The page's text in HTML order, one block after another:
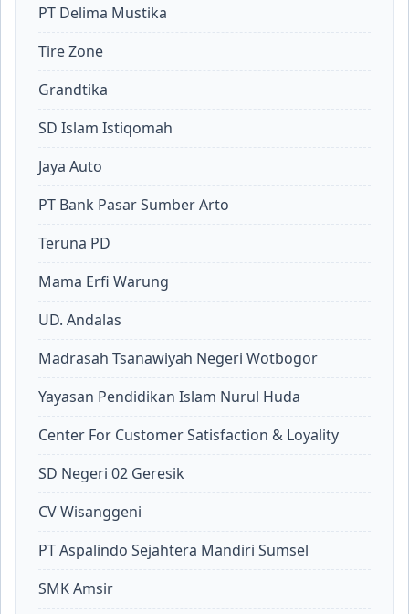
PT Delima Mustika
Tire Zone
Grandtika
SD Islam Istiqomah
Jaya Auto
PT Bank Pasar Sumber Arto
Teruna PD
Mama Erfi Warung
UD. Andalas
Madrasah Tsanawiyah Negeri Wotbogor
Yayasan Pendidikan Islam Nurul Huda
Center For Customer Satisfaction & Loyality
SD Negeri 02 Geresik
CV Wisanggeni
PT Aspalindo Sejahtera Mandiri Sumsel
SMK Amsir